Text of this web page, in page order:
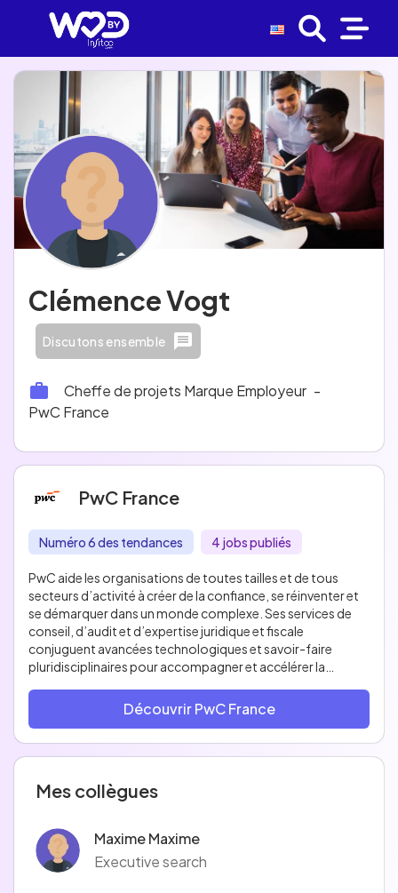
Clémence Vogt
Discutons ensemble
Cheffe de projets Marque Employeur -
PwC France
PwC France
Numéro 6 des tendances 4 jobs publiés
PwC aide les organisations de toutes tailles et de tous
secteurs d’activité à créer de la confiance, se réinventer et
se démarquer dans un monde complexe. Ses services de
conseil, d’audit et d’expertise juridique et fiscale
conjuguent avancées technologiques et savoir-faire
pluridisciplinaires pour accompagner et accélérer la
PwC compte 7 000 collaborateurs en France et au
personnes dans 136 pays.
Découvrir PwC France
Mes collègues
Maxime Maxime
Executive search